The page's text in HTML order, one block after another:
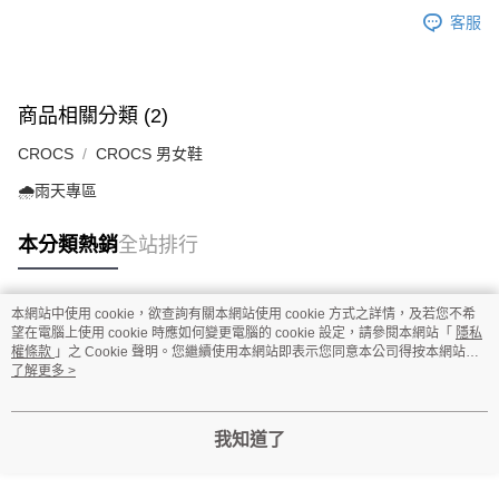
客服
商品相關分類 (2)
CROCS CROCS 男女鞋
🌧️雨天專區
本分類熱銷全站排行
熱門標籤
本網站中使用 cookie，欲查詢有關本網站使用 cookie 方式之詳情，及若您不希
望在電腦上使用 cookie 時應如何變更電腦的 cookie 設定，請參閱本網站「 隱私
權條款 」之 Cookie 聲明。您繼續使用本網站即表示您同意本公司得按本網站使
用條款之 Cookie 聲明使用 cookie。
了解更多 >
我知道了